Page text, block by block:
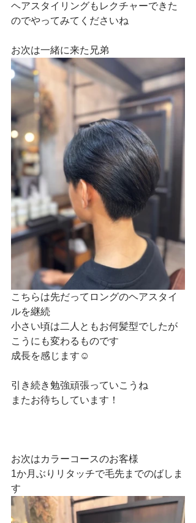
ヘアスタイリングもレクチャーできた
のでやってみてくださいね
お次は一緒に来た兄弟
こちらは先だってロングのヘアスタイ
ルを継続
小さい頃は二人ともお何髪型でしたが
こうにも変わるものです
成長を感じます☺
引き続き勉強頑張っていこうね
またお待ちしています！
お次はカラーコースのお客様
1か月ぶりリタッチで毛先までのばしま
す